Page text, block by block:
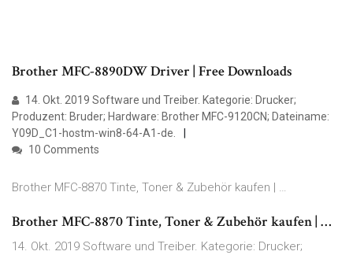
Brother MFC-8890DW Driver | Free Downloads
14. Okt. 2019 Software und Treiber. Kategorie: Drucker;
Produzent: Bruder; Hardware: Brother MFC-9120CN; Dateiname:
Y09D_C1-hostm-win8-64-A1-de.
10 Comments
Brother MFC-8870 Tinte, Toner & Zubehör kaufen | …
Brother MFC-8870 Tinte, Toner & Zubehör kaufen | …
14. Okt. 2019 Software und Treiber. Kategorie: Drucker;